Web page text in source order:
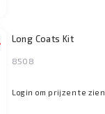
Long Coats Kit
8508
Login om prijzen te zien